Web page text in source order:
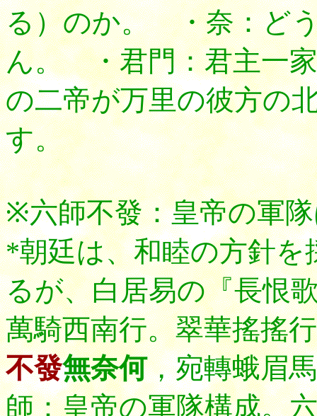
る）のか。 ・奈：ど
ん。 ・君門：君主一
の二帝が万里の彼方の
す。
※六師不發：皇帝の軍
*朝廷は、和睦の方針
るが、白居易の『長恨
萬騎西南行。翠華搖搖
不發無奈何，宛轉蛾眉
師：皇帝の軍隊構成。